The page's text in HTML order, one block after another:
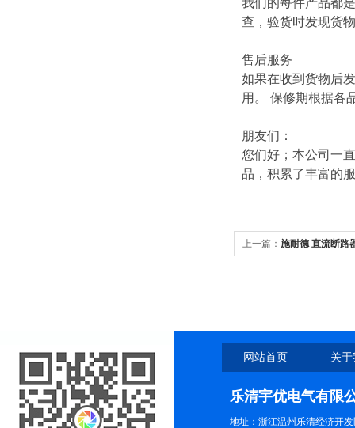
我们的每件产品都
查，验货时发现货
售后服务
如果在收到货物后
用。 保修期根据各
朋友们：
您们好；本公司一
品，积累了丰富的
上一篇： 施耐德 直流断路
网站首页 关
乐清宇优电气有限
地址：浙江温州乐清经济开